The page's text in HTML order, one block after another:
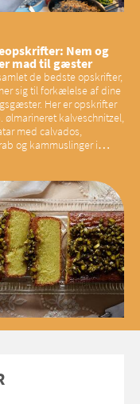
Nem og
mad til gæster
de bedste opskrifter,
sig til forkælelse af dine
Her er opskrifter
kalveschnitzel,
med calvados,
og kammuslinger i